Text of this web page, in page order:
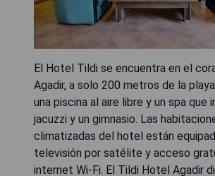
El Hotel Tildi se encuentra en el
Agadir, a solo 200 metros de la
una piscina al aire libre y un spa que
jacuzzi y un gimnasio. Las
climatizadas del hotel están
televisión por satélite y acceso
internet Wi-Fi. El Tildi Hotel Agadir